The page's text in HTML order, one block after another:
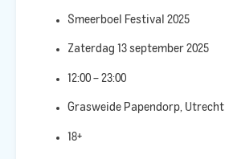
Smeerboel Festival 2025
Zaterdag 13 september 2025
12:00 – 23:00
Grasweide Papendorp, Utrecht
18+